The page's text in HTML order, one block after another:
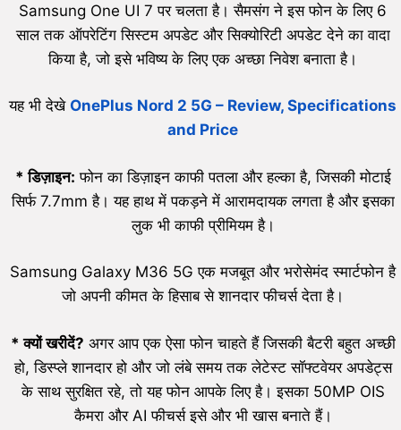
Samsung One UI 7 पर चलता है। सैमसंग ने इस फोन के लिए 6
साल तक ऑपरेटिंग सिस्टम अपडेट और सिक्योरिटी अपडेट देने का वादा
किया है, जो इसे भविष्य के लिए एक अच्छा निवेश बनाता है।
यह भी देखे OnePlus Nord 2 5G – Review, Specifications
and Price
*डिज़ाइन: फोन का डिज़ाइन काफी पतला और हल्का है, जिसकी मोटाई
सिर्फ 7.7mm है। यह हाथ में पकड़ने में आरामदायक लगता है और इसका
लुक भी काफी प्रीमियम है।
Samsung Galaxy M36 5G एक मजबूत और भरोसेमंद स्मार्टफोन है
जो अपनी कीमत के हिसाब से शानदार फीचर्स देता है।
*क्यों खरीदें? अगर आप एक ऐसा फोन चाहते हैं जिसकी बैटरी बहुत अच्छी
हो, डिस्प्ले शानदार हो और जो लंबे समय तक लेटेस्ट सॉफ्टवेयर अपडेट्स
के साथ सुरक्षित रहे, तो यह फोन आपके लिए है। इसका 50MP OIS
कैमरा और AI फीचर्स इसे और भी खास बनाते हैं।